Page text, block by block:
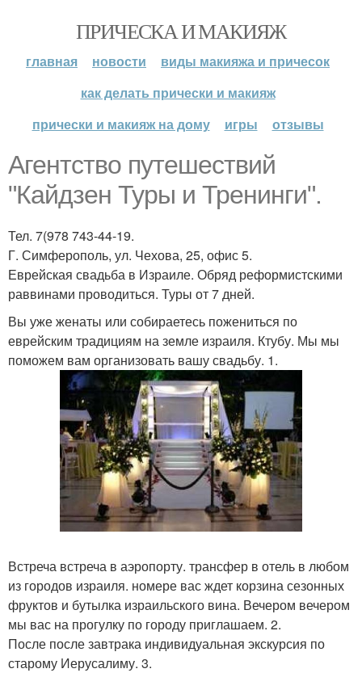
ПРИЧЕСКА И МАКИЯЖ
главная новости
виды макияжа и причесок
как делать прически и макияж
прически и макияж на дому
игры отзывы
Агентство путешествий
"Кайдзен Туры и Тренинги".
Тел. 7(978 743-44-19.
Г. Симферополь, ул. Чехова, 25, офис 5.
Еврейская свадьба в Израиле. Обряд реформистскими
раввинами проводиться. Туры от 7 дней.
Вы уже женаты или собираетесь пожениться по
еврейским традициям на земле израиля. Ктубу. Мы мы
поможем вам организовать вашу свадьбу. 1.
Встреча встреча в аэропорту. трансфер в отель в любом
из городов израиля. номере вас ждет корзина сезонных
фруктов и бутылка израильского вина. Вечером вечером
мы вас на прогулку по городу приглашаем. 2.
После после завтрака индивидуальная экскурсия по
старому Иерусалиму. 3.